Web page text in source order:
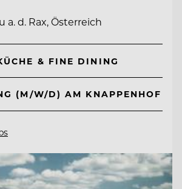
a. d. Rax, Österreich
& FINE DINING
(M/W/D) AM KNAPPENHOF